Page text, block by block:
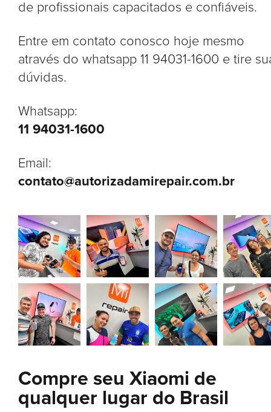
de profissionais capacitados e confiáveis.
Entre em contato conosco hoje mesmo
através do whatsapp 11 94031-1600 e tire
dúvidas.
Whatsapp:
11 94031-1600
Email:
contato@autorizadamirepair.com.br
Compre seu Xiaomi de
qualquer lugar do Brasil